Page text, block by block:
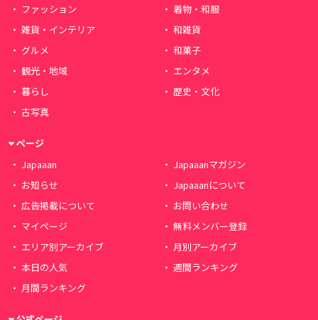
ファッション
着物・和服
雑貨・インテリア
和雑貨
グルメ
和菓子
観光・地域
エンタメ
暮らし
歴史・文化
古写真
ページ
Japaaan
Japaaanマガジン
お知らせ
Japaaanについて
広告掲載について
お問い合わせ
マイページ
無料メンバー登録
エリア別アーカイブ
月別アーカイブ
本日の人気
週間ランキング
月間ランキング